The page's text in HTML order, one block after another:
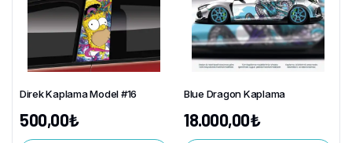
Direk Kaplama Model #16
500,00₺
Blue Dragon Kaplama
18.000,00₺